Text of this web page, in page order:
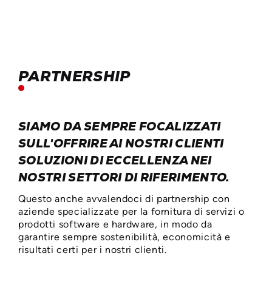
PARTNERSHIP
PARTNERSHIP
SIAMO DA SEMPRE FOCALIZZATI
SULL'OFFRIRE AI NOSTRI CLIENTI
SOLUZIONI DI ECCELLENZA NEI
NOSTRI SETTORI DI RIFERIMENTO.
Questo anche avvalendoci di partnership con
aziende specializzate per la fornitura di servizi o
prodotti software e hardware, in modo da
garantire sempre sostenibilità, economicità e
risultati certi per i nostri clienti.